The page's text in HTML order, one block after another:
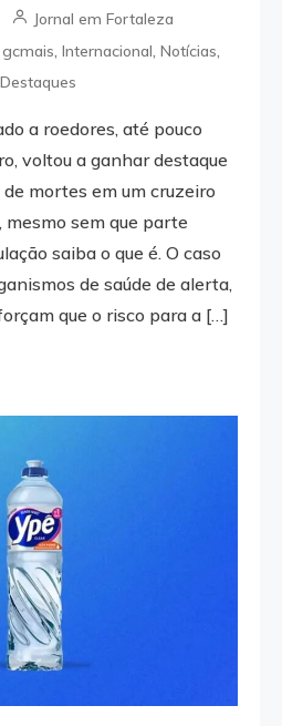
Jornal em Fortaleza
,gcmais ,Internacional ,Notícias
a roedores, até pouco
voltou a ganhar destaque
mortes em um cruzeiro
sem que parte
saiba o que é. O caso
de saúde de alerta,
que o risco para a […]